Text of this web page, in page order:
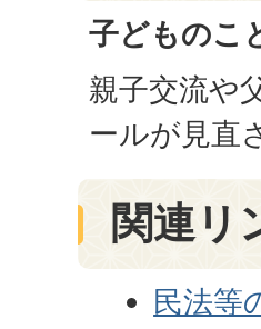
子どものこ
親子交流や
ールが見直
関連リ
民法等